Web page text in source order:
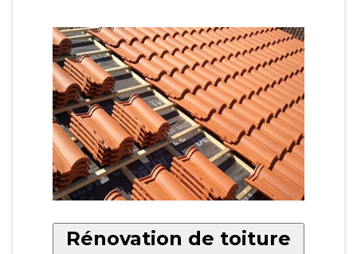
Rénovation de toiture